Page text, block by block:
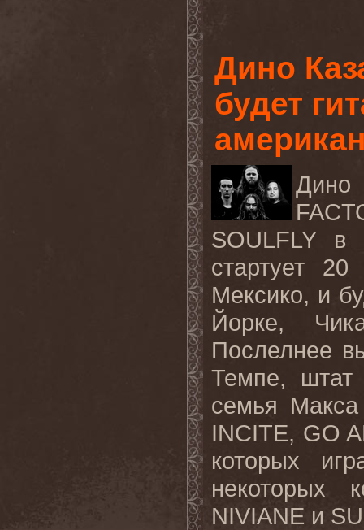
Дино
будет
Дино
SOULFLY в
стартует
Мексико, и
Йорке,
Послелнее
Темпе,
семья
INCITE, GO
которых
некоторых
NIVIANE и